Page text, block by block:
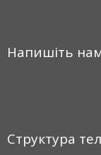
Напишіть
Структура